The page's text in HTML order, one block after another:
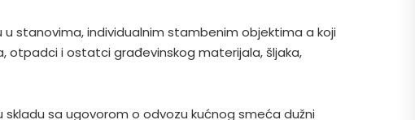
stanovima, individualnim stambenim objektima a koji
otpadci i ostatci građevinskog materijala, šljaka,
sa ugovorom o odvozu kućnog smeća dužni